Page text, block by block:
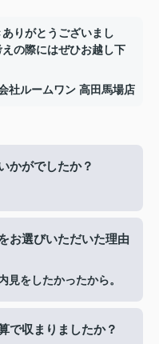
りがとうございまし
の際にはぜひお越し下
社ルームワン 高田馬場店
かがでしたか？
お選びいただいた理由
見をしたかったから。
で収まりましたか？